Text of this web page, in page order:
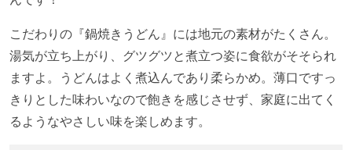
こだわりの『鍋焼きうどん』には地元の素材がたくさん。
湯気が立ち上がり、グツグツと煮立つ姿に食欲がそそられ
ますよ。うどんはよく煮込んであり柔らかめ。薄口ですっ
きりとした味わいなので飽きを感じさせず、家庭に出てく
るようなやさしい味を楽しめます。